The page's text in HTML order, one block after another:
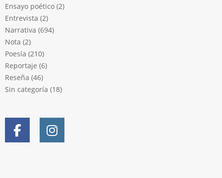
Ensayo poético (2)
Entrevista (2)
Narrativa (694)
Nota (2)
Poesía (210)
Reportaje (6)
Reseña (46)
Sin categoría (18)